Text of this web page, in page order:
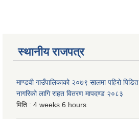
स्थानीय राजपत्र
माण्डवी गाउँपालिकाको २०७९ सालमा पहिरो पिडित
नागरिको लागि राहत वितरण मापदण्ड २०८३
मिति : 4 weeks 6 hours